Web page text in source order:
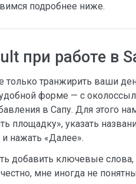
подробнее ниже.
при работе в
только транжирить ваши
форме — с
в Сапу. Для этого
площадку», указать
нажать «Далее».
добавить ключевые слова,
мне иногда не